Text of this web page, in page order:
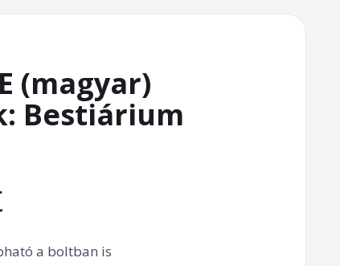
(magyar)
Bestiárium
a boltban is